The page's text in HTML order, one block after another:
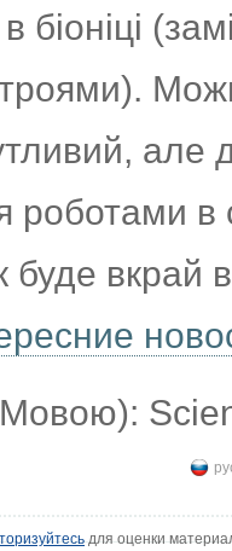
біоніці
але
роботами в
буде
Мовою):
для оценки